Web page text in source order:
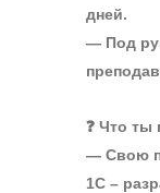
дней.
— Под
❓ Что
— Свою
1С –